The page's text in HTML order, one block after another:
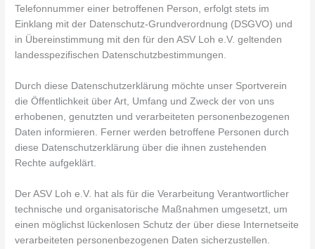
Telefonnummer einer betroffenen Person, erfolgt stets im
Einklang mit der Datenschutz-Grundverordnung (DSGVO) und
in Übereinstimmung mit den für den ASV Loh e.V. geltenden
landesspezifischen Datenschutzbestimmungen.
Durch diese Datenschutzerklärung möchte unser Sportverein
die Öffentlichkeit über Art, Umfang und Zweck der von uns
erhobenen, genutzten und verarbeiteten personenbezogenen
Daten informieren. Ferner werden betroffene Personen durch
diese Datenschutzerklärung über die ihnen zustehenden
Rechte aufgeklärt.
Der ASV Loh e.V. hat als für die Verarbeitung Verantwortlicher
technische und organisatorische Maßnahmen umgesetzt, um
einen möglichst lückenlosen Schutz der über diese Internetseite
verarbeiteten personenbezogenen Daten sicherzustellen.